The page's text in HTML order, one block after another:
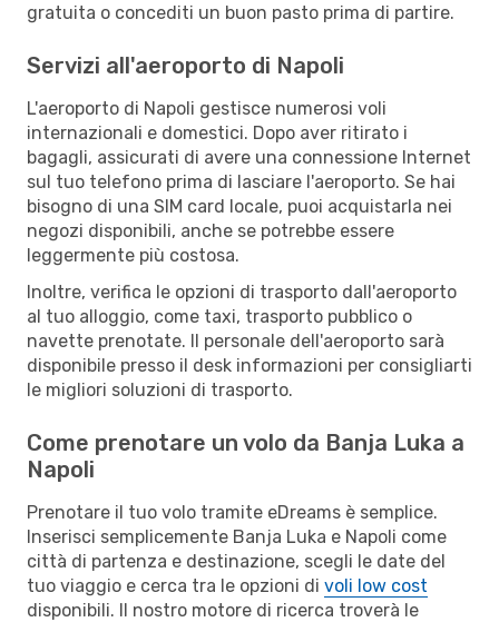
gratuita o concediti un buon pasto prima di partire.
Servizi all'aeroporto di Napoli
L'aeroporto di Napoli gestisce numerosi voli
internazionali e domestici. Dopo aver ritirato i
bagagli, assicurati di avere una connessione Internet
sul tuo telefono prima di lasciare l'aeroporto. Se hai
bisogno di una SIM card locale, puoi acquistarla nei
negozi disponibili, anche se potrebbe essere
leggermente più costosa.
Inoltre, verifica le opzioni di trasporto dall'aeroporto
al tuo alloggio, come taxi, trasporto pubblico o
navette prenotate. Il personale dell'aeroporto sarà
disponibile presso il desk informazioni per consigliarti
le migliori soluzioni di trasporto.
Come prenotare un volo da Banja Luka a
Napoli
Prenotare il tuo volo tramite eDreams è semplice.
Inserisci semplicemente Banja Luka e Napoli come
città di partenza e destinazione, scegli le date del
tuo viaggio e cerca tra le opzioni di voli low cost
disponibili. Il nostro motore di ricerca troverà le